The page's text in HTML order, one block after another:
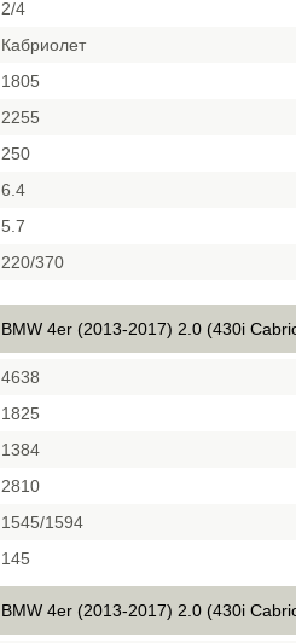
2/4
Кабриолет
1805
2255
250
6.4
5.7
220/370
BMW 4er (2013-2017) 2.0 (430i
4638
1825
1384
2810
1545/1594
145
BMW 4er (2013-2017) 2.0 (430i